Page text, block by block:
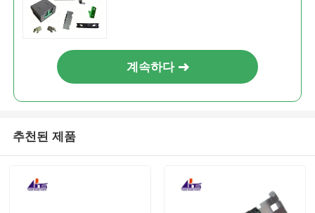
계속하다
추천된 제품